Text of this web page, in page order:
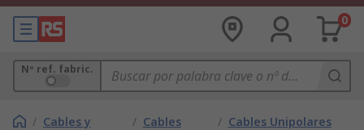
0
Nº ref. fabric.
/ Cables y
/ Cables
/ Cables Unipolares